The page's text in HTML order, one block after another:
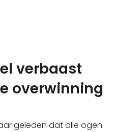
verbaast
overwinning
geleden dat alle ogen